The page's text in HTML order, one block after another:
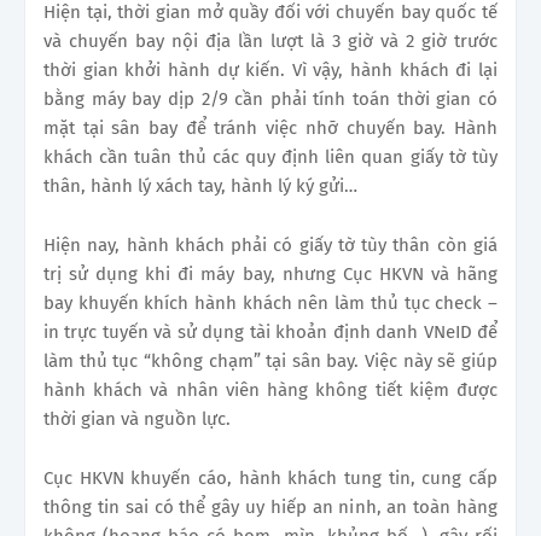
Hiện tại, thời gian mở quầy đối với chuyến bay quốc tế
và chuyến bay nội địa lần lượt là 3 giờ và 2 giờ trước
thời gian khởi hành dự kiến. Vì vậy, hành khách đi lại
bằng máy bay dịp 2/9 cần phải tính toán thời gian có
mặt tại sân bay để tránh việc nhỡ chuyến bay. Hành
khách cần tuân thủ các quy định liên quan giấy tờ tùy
thân, hành lý xách tay, hành lý ký gửi…
Hiện nay, hành khách phải có giấy tờ tùy thân còn giá
trị sử dụng khi đi máy bay, nhưng Cục HKVN và hãng
bay khuyến khích hành khách nên làm thủ tục check –
in trực tuyến và sử dụng tài khoản định danh VNeID để
làm thủ tục “không chạm” tại sân bay. Việc này sẽ giúp
hành khách và nhân viên hàng không tiết kiệm được
thời gian và nguồn lực.
Cục HKVN khuyến cáo, hành khách tung tin, cung cấp
thông tin sai có thể gây uy hiếp an ninh, an toàn hàng